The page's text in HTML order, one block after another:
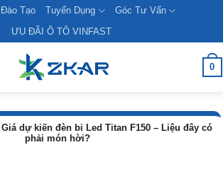
Đào Tạo Tuyển Dụng
Góc Tư Vấn
ƯU ĐÃI Ô TÔ VINFAST
0
Giá dự kiến đèn bi Led Titan F150 – Liệu đây có
phải món hời?